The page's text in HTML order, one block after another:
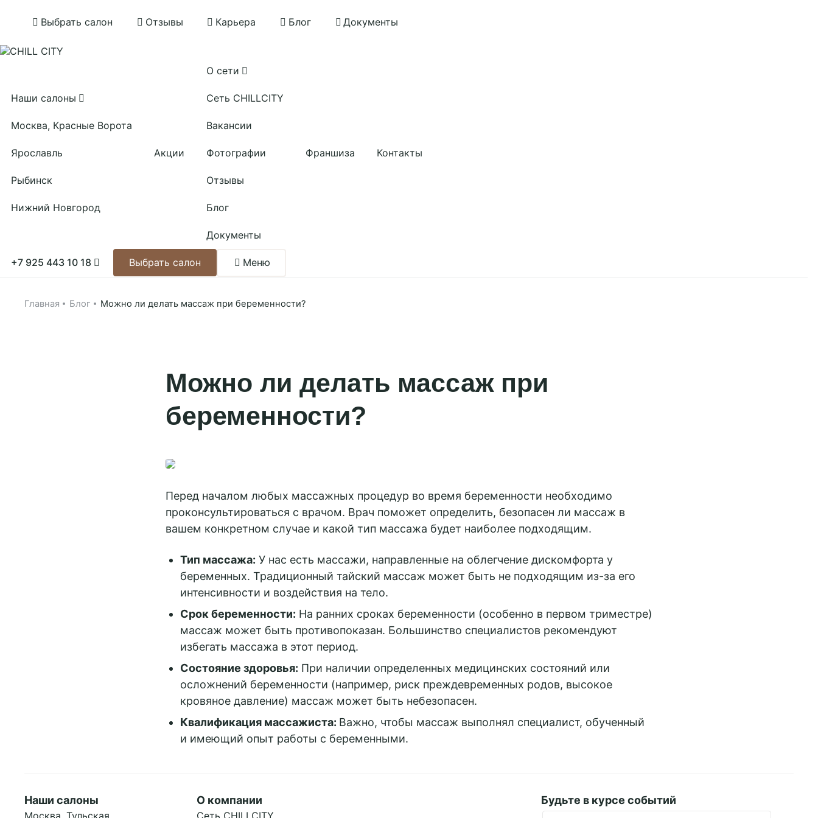
Выбрать салон Отзывы Карьера Блог Документы
Наши салоны
Москва, Красные Ворота
Ярославль
Рыбинск
Нижний Новгород
Акции
О сети
Сеть CHILLCITY
Вакансии
Фотографии
Отзывы
Блог
Документы
Франшиза Контакты
+7 925 443 10 18 Выбрать салон Меню
Главная Блог Можно ли делать массаж при беременности?
Можно ли делать массаж при
беременности?
Перед началом любых массажных процедур во время беременности необходимо
проконсультироваться с врачом. Врач поможет определить, безопасен ли массаж в
вашем конкретном случае и какой тип массажа будет наиболее подходящим.
Тип массажа: У нас есть массажи, направленные на облегчение дискомфорта у
беременных. Традиционный тайский массаж может быть не подходящим из-за его
интенсивности и воздействия на тело.
Срок беременности: На ранних сроках беременности (особенно в первом триместре)
массаж может быть противопоказан. Большинство специалистов рекомендуют
избегать массажа в этот период.
Состояние здоровья: При наличии определенных медицинских состояний или
осложнений беременности (например, риск преждевременных родов, высокое
кровяное давление) массаж может быть небезопасен.
Квалификация массажиста: Важно, чтобы массаж выполнял специалист, обученный
и имеющий опыт работы с беременными.
Настройки cookies
Салоны CHILLCITY
Москва,
Москва,
Красные
Нижний
Новгород
Наши салоны
Москва, Тульская
О компании
Сеть CHILLCITY
Будьте в курсе событий